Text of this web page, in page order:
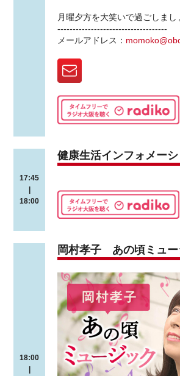
月曜夕方を大笑いで過ごしまし
------------------------------------
メールアドレス：
17:45
18:00
健康生活インフォメー
18:00
岡村孝子 あの頃ミュー